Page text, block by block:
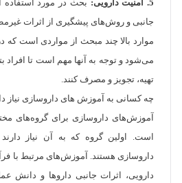
5. امنیت دارویی:
بحث در مورد استفاده
جانبی و روش‌های پیشگیری از اثرات
موارد بالا چند مبحث از مواردی است
می‌شود و توجه به آنها مهم است تا افراد
تهیه، تجویز و مصرف کنند.
چه کسانی به آموزش های داروسازی نیاز
آموزش‌های داروسازی برای گروه‌های
است. اولین گروه که به آن نیاز
داروسازی هستند. آموزش‌های مرتبط با
دارویی، اثرات جانبی داروها و دانش